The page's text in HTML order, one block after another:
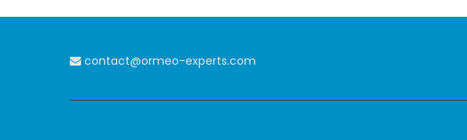
contact@ormeo-experts.com